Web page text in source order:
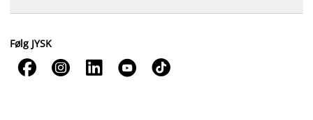
Følg JYSK
    